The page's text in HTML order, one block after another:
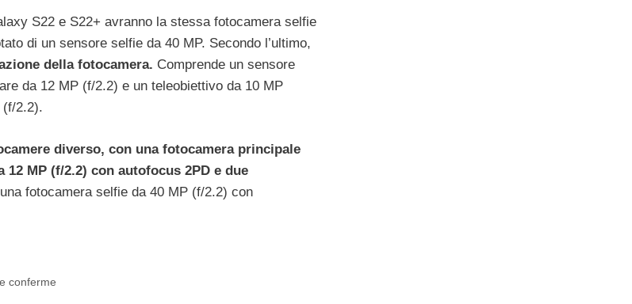
S22 e S22+ avranno la stessa fotocamera selfie
di un sensore selfie da 40 MP. Secondo l’ultimo,
della fotocamera. Comprende un sensore
da 12 MP (f/2.2) e un teleobiettivo da 10 MP
(f/2.2).
diverso, con una fotocamera principale
MP (f/2.2) con autofocus 2PD e due
fotocamera selfie da 40 MP (f/2.2) con
conferme